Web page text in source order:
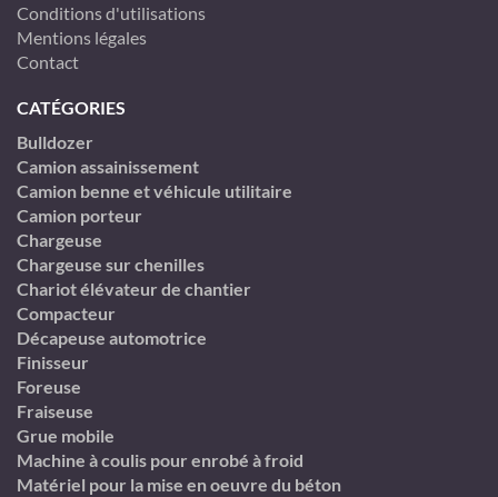
Conditions d'utilisations
Mentions légales
Contact
CATÉGORIES
Bulldozer
Camion assainissement
Camion benne et véhicule utilitaire
Camion porteur
Chargeuse
Chargeuse sur chenilles
Chariot élévateur de chantier
Compacteur
Décapeuse automotrice
Finisseur
Foreuse
Fraiseuse
Grue mobile
Machine à coulis pour enrobé à froid
Matériel pour la mise en oeuvre du béton